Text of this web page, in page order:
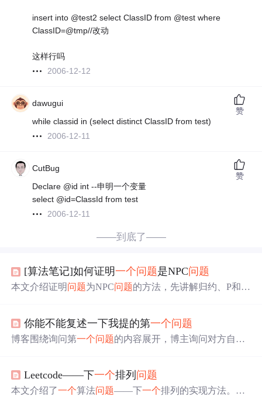
insert into @test2 select ClassID from @test where
ClassID=@tmp//改动
这样行吗
2006-12-12
dawugui
while classid in (select distinct ClassID from test)
2006-12-11
赞
CutBug
Declare @id int --申明一个变量
select @id=ClassId from test
2006-12-11
赞
——到底了——
[算法笔记]如何证明一个问题是NPC问题
本文介绍证明问题为NPC问题的方法，先讲解归约、P和N
程安排、4 - COLOR染色等例子，分享做题经验并分析决
策、搜索和最优问题关系。
你能不能复述一下我提的第一个问题
博客围绕询问第一个问题的内容展开，博主询问对方自己
Leetcode——下一个排列 问题
本文介绍了一个算法问题——下一个排列的实现方法。该